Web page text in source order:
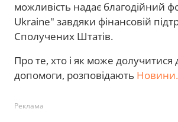
можливість надає благодійний
Ukraine" завдяки фінансовій
Сполучених Штатів.
Про те, хто і як може
допомоги, розповідають
Реклама